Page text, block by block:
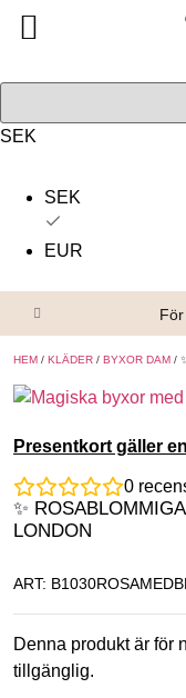
SEK
SEK
EUR
HEM / KLÄDER / BYXOR DAM /
Presentkort gäller
0
✨
LONDON
ART:
Denna produkt är för
tillgänglig.
Alla produkter
Om oss